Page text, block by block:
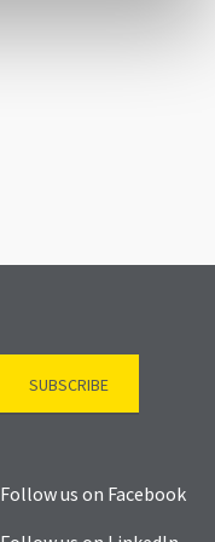
Follow us on Facebook